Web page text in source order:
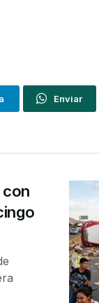
Enviar
con